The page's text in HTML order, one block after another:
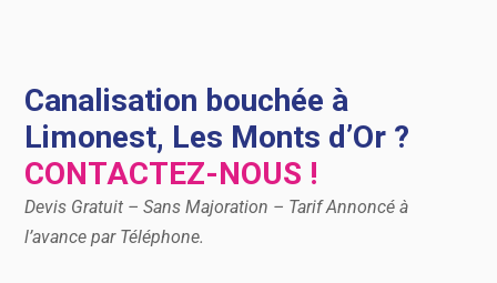
Canalisation bouchée à
Limonest, Les Monts d’Or ?
CONTACTEZ-NOUS !
Devis Gratuit – Sans Majoration – Tarif Annoncé à
l’avance par Téléphone.